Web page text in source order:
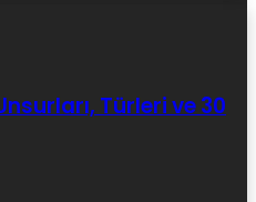
Türleri ve 30